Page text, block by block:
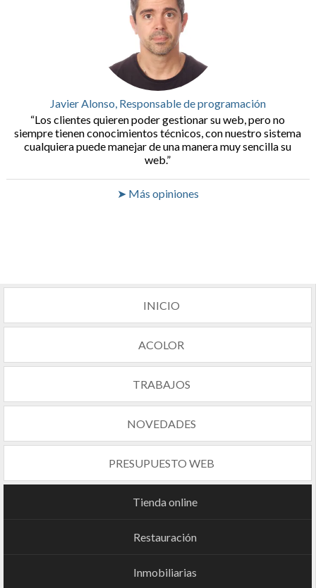
Javier Alonso, Responsable de programación
Los clientes quieren poder gestionar su web, pero no
siempre tienen conocimientos técnicos, con nuestro sistema
cualquiera puede manejar de una manera muy sencilla su
web.
➤ Más opiniones
INICIO
ACOLOR
TRABAJOS
NOVEDADES
PRESUPUESTO WEB
Tienda online
Restauración
Inmobiliarias